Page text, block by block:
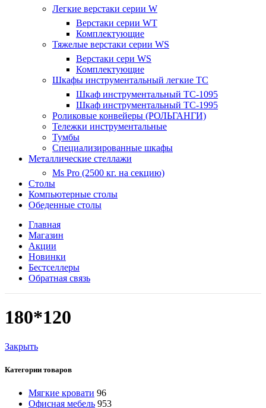
Легкие верстаки серии W
Верстаки серии WT
Комплектующие
Тяжелые верстаки серии WS
Верстаки сери WS
Комплектующие
Шкафы инструментальный легкие ТС
Шкаф инструментальный TC-1095
Шкаф инструментальный TC-1995
Роликовые конвейеры (РОЛЬГАНГИ)
Тележки инструментальные
Тумбы
Специализированные шкафы
Металлические стеллажи
Ms Pro (2500 кг. на секцию)
Столы
Компьютерные столы
Обеденные столы
Главная
Магазин
Акции
Новинки
Бестселлеры
Обратная связь
180*120
Закрыть
Категории товаров
Мягкие кровати 96
Офисная мебель 953